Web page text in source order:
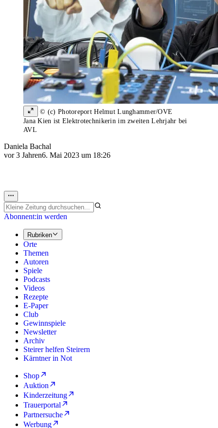
© (c) Photoreport Helmut Lunghammer/OVE
Jana Kien ist Elektrotechnikerin im zweiten Lehrjahr bei
AVL
Daniela Bachal
vor 3 Jahren6. Mai 2023 um 18:26
Abonnent:in werden
Rubriken
Orte
Themen
Autoren
Spiele
Podcasts
Videos
Rezepte
E-Paper
Club
Gewinnspiele
Newsletter
Archiv
Steirer helfen Steirern
Kärntner in Not
Shop
Auktion
Kinderzeitung
Trauerportal
Partnersuche
Werbung